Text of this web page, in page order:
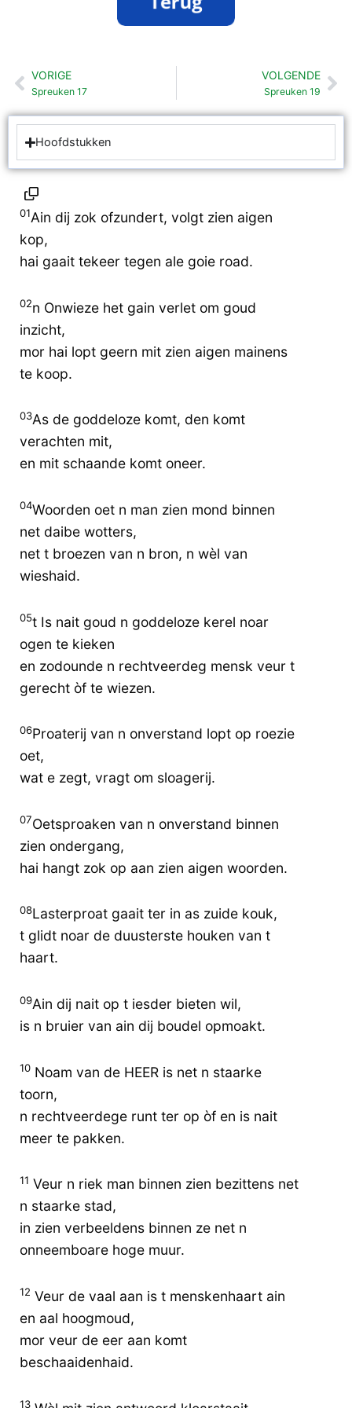
Vorige
VORIGE
Spreuken 17
VOLGENDE
Spreuken 19
Hoofdstukken
01Ain dij zok ofzundert, volgt zien aigen
kop,
hai gaait tekeer tegen ale goie road.
02n Onwieze het gain verlet om goud
inzicht,
mor hai lopt geern mit zien aigen mainens
te koop.
03As de goddeloze komt, den komt
verachten mit,
en mit schaande komt oneer.
04Woorden oet n man zien mond binnen
net daibe wotters,
net t broezen van n bron, n wèl van
wieshaid.
05t Is nait goud n goddeloze kerel noar
ogen te kieken
en zodounde n rechtveerdeg mensk veur t
gerecht òf te wiezen.
06Proaterij van n onverstand lopt op roezie
oet,
wat e zegt, vragt om sloagerij.
07Oetsproaken van n onverstand binnen
zien ondergang,
hai hangt zok op aan zien aigen woorden.
08Lasterproat gaait ter in as zuide kouk,
t glidt noar de duusterste houken van t
haart.
09Ain dij nait op t iesder bieten wil,
is n bruier van ain dij boudel opmoakt.
10 Noam van de HEER is net n staarke
toorn,
n rechtveerdege runt ter op òf en is nait
meer te pakken.
11 Veur n riek man binnen zien bezittens net
n staarke stad,
in zien verbeeldens binnen ze net n
onneemboare hoge muur.
12 Veur de vaal aan is t menskenhaart ain
en aal hoogmoud,
mor veur de eer aan komt
beschaaidenhaid.
13